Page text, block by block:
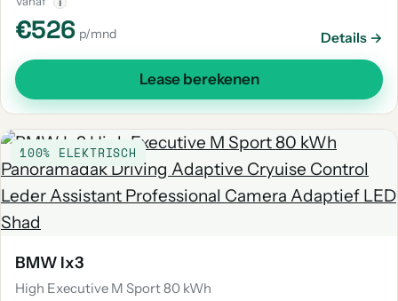
€526 p/mnd Details →
Lease berekenen
100% ELEKTRISCH
BMW Ix3
High Executive M Sport 80 kWh